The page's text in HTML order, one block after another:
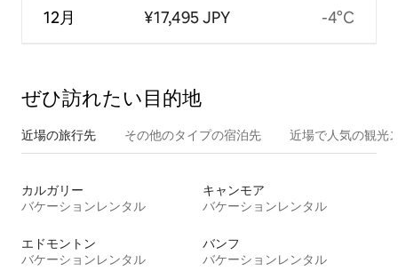
12月 ¥17,495 JPY -4°C
ぜひ訪⁠れ⁠た⁠い目⁠的⁠地
近場の旅行先 その他のタ⁠イ⁠プ⁠の宿⁠泊⁠先 近場で人気の観光
カルガリー
バケーションレンタル
キャンモア
バケーションレンタル
エドモントン
バケーションレンタル
バンフ
バケーションレンタル